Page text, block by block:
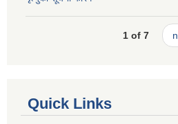
1 of 7
Quick Links